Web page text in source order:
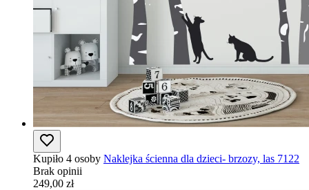
Kupiło 4 osoby Naklejka ścienna dla dzieci- brzozy, las 7122
Brak opinii
249,00 zł